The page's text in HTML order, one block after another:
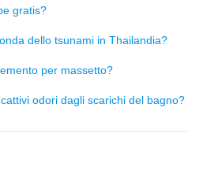
gratis?
dello tsunami in Thailandia?
per massetto?
odori dagli scarichi del bagno?